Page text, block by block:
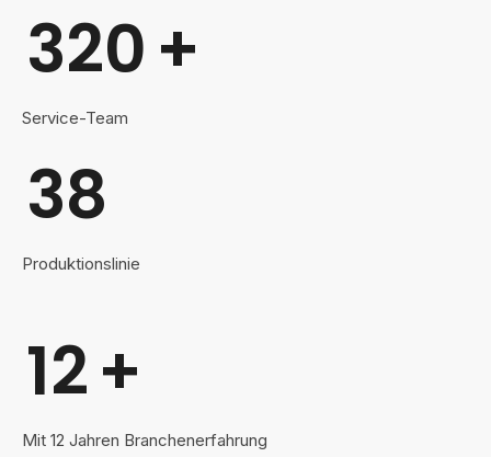
320+
Service-Team
38
Produktionslinie
12+
Mit 12 Jahren Branchenerfahrung